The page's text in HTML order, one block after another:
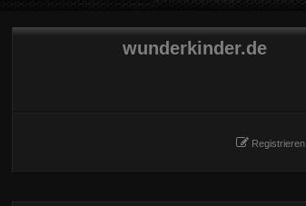
wunderkinder.de
Registrieren